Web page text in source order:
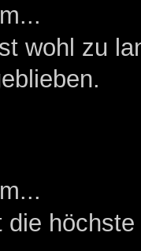
wohl zu
die höchste